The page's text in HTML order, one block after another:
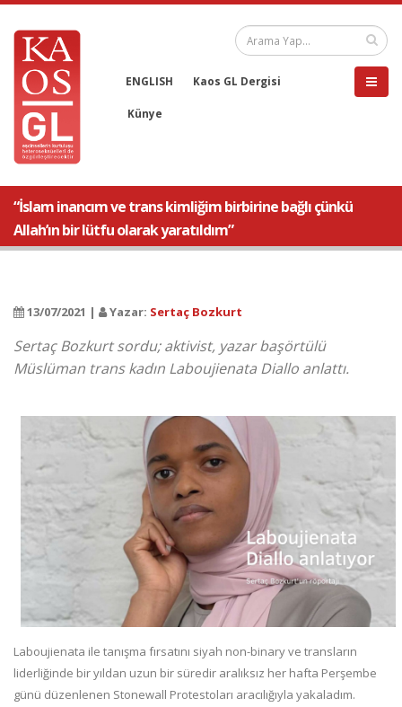
ENGLISH Kaos GL Dergisi
Künye
“İslam inancım ve trans kimliğim birbirine bağlı çünkü
Allah’ın bir lütfu olarak yaratıldım”
13/07/2021 | Yazar: Sertaç Bozkurt
Sertaç Bozkurt sordu; aktivist, yazar başörtülü
Müslüman trans kadın Laboujienata Diallo anlattı.
Laboujienata ile tanışma fırsatını siyah non-binary ve transların
liderliğinde bir yıldan uzun bir süredir aralıksız her hafta Perşembe
günü düzenlenen Stonewall Protestoları aracılığıyla yakaladım.